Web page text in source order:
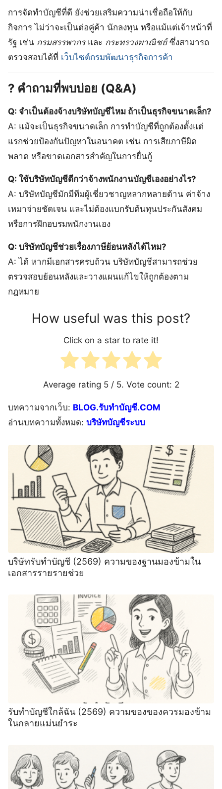
การจัดทำบัญชีที่ดี ยังช่วยเสริมความน่าเชื่อถือให้กับ
กิจการ ไม่ว่าจะเป็นต่อคู่ค้า นักลงทุน หรือแม้แต่เจ้าหน้าที่
รัฐ เช่น กรมสรรพากรและ กระทรวงพาณิชย์ซึ่งสามารถ
ตรวจสอบได้ที่ เว็บไซต์กรมพัฒนาธุรกิจการค้า
? คำถามที่พบบ่อย (Q&A)
Q: จำเป็นต้องจ้างบริษัทบัญชีไหม ถ้าเป็นธุรกิจขนาดเล็ก?
A: แม้จะเป็นธุรกิจขนาดเล็ก การทำบัญชีที่ถูกต้องตั้งแต่
แรกช่วยป้องกันปัญหาในอนาคต เช่น การเสียภาษีผิด
พลาด หรือขาดเอกสารสำคัญในการยื่นกู้
Q: ใช้บริษัทบัญชีดีกว่าจ้างพนักงานบัญชีเองอย่างไร?
A: บริษัทบัญชีมักมีทีมผู้เชี่ยวชาญหลากหลายด้าน ค่าจ้าง
เหมาจ่ายชัดเจน และไม่ต้องแบกรับต้นทุนประกันสังคม
หรือการฝึกอบรมพนักงานเอง
Q: บริษัทบัญชีช่วยเรื่องภาษีย้อนหลังได้ไหม?
A: ได้ หากมีเอกสารครบถ้วน บริษัทบัญชีสามารถช่วย
ตรวจสอบย้อนหลังและวางแผนแก้ไขให้ถูกต้องตาม
กฎหมาย
How useful was this post?
Click on a star to rate it!
Average rating 5/ 5. Vote count: 2
บทความจากเว็บ: BLOG.รับทำบัญชี.COM
อ่านบทความทั้งหมด: บริษัทบัญชีระบบ
บริษัทรับทําบัญชี (2569) ความของฐานมองข้ามใน
เอกสารรายรายช่วย
รับทําบัญชีใกล้ฉัน (2569) ความของของควรมองข้าม
ในกลายแม่นยำระ